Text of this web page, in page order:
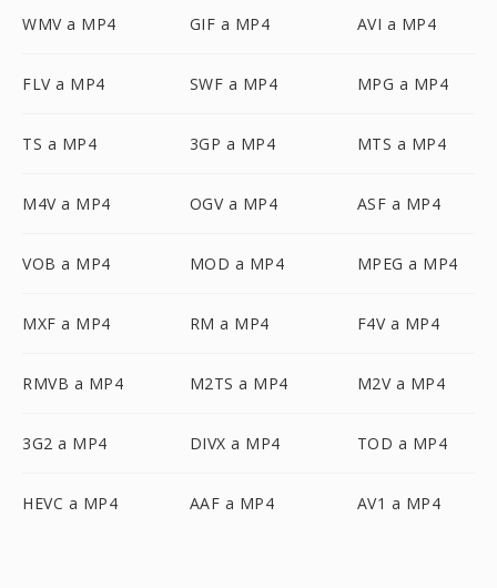
WMV a MP4 GIF a MP4 AVI a MP4
FLV a MP4 SWF a MP4 MPG a MP4
TS a MP4 3GP a MP4 MTS a MP4
M4V a MP4 OGV a MP4 ASF a MP4
VOB a MP4 MOD a MP4 MPEG a MP4
MXF a MP4 RM a MP4 F4V a MP4
RMVB a MP4 M2TS a MP4 M2V a MP4
3G2 a MP4 DIVX a MP4 TOD a MP4
HEVC a MP4 AAF a MP4 AV1 a MP4